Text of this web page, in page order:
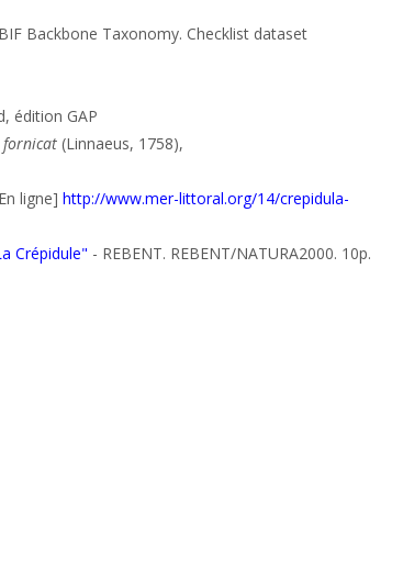
Backbone Taxonomy. Checklist dataset
édition GAP
fornicat (Linnaeus, 1758),
ligne] http://www.mer-littoral.org/14/crepidula-
Crépidule" - REBENT. REBENT/NATURA2000. 10p.